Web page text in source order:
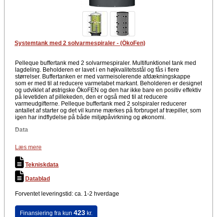
Systemtank med 2 solvarmespiraler - (ÖkoFen)
Pelleque buffertank med 2 solvarmespiraler. Multifunktionel tank med
lagdeling. Beholderen er lavet i en højkvalitetsstål og fås i flere
størrelser. Buffertanken er med varmeisolerende afdækningskappe
som er med til at reducere varmetabet markant. Beholderen er designet
og udviklet af østrigske ÖkoFEN og den har ikke bare en positiv effektiv
på levetiden af pillekeden, den er også med til at reducere
varmeudgifterne. Pelleque buffertank med 2 solspiraler reducerer
antallet af starter og det vil kunne mærkes på forbruget af træpiller, som
igen har indflydelse på både miljøpåvirkning og økonomi.
Data
Tilslutninger er placeret i en vinkel 90°
5 sensorholdere til udvendige følere
1 udluftning 1 ½“ IG
Gulvisolering
100 mm isolering
4 stk. isolering til studser
Driftstryk: 3 bar
Læs mere
Tekniskdata
Datablad
Forventet leveringstid: ca. 1-2 hverdage
Finansiering fra kun 423kr.